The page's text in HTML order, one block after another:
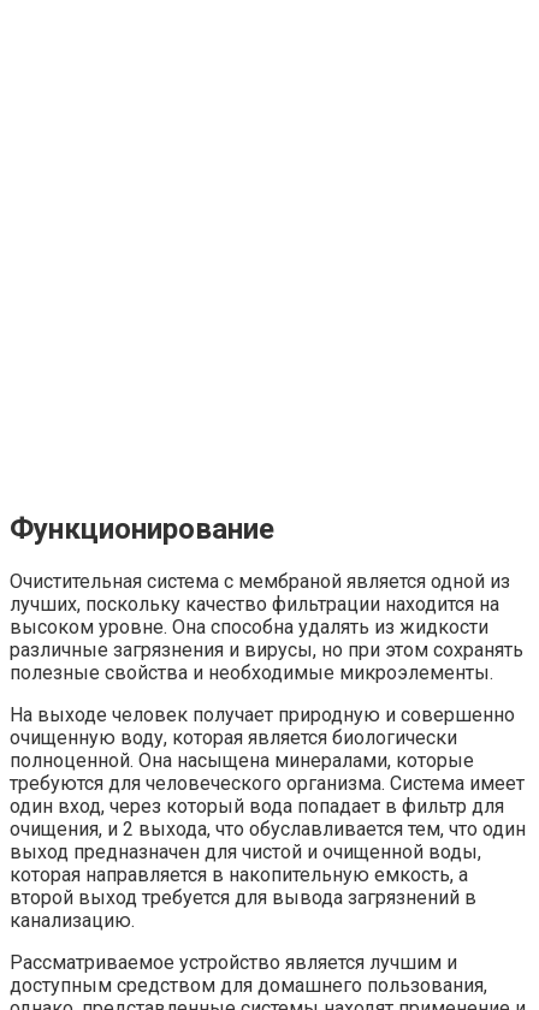
Функционирование
Очистительная система с мембраной является одной из
лучших, поскольку качество фильтрации находится на
высоком уровне. Она способна удалять из жидкости
различные загрязнения и вирусы, но при этом сохранять
полезные свойства и необходимые микроэлементы.
На выходе человек получает природную и совершенно
очищенную воду, которая является биологически
полноценной. Она насыщена минералами, которые
требуются для человеческого организма. Система имеет
один вход, через который вода попадает в фильтр для
очищения, и 2 выхода, что обуславливается тем, что один
выход предназначен для чистой и очищенной воды,
которая направляется в накопительную емкость, а
второй выход требуется для вывода загрязнений в
канализацию.
Рассматриваемое устройство является лучшим и
доступным средством для домашнего пользования,